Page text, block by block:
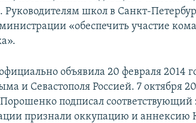
Руководителям школ в Санкт-
«обеспечить участие
объявила 20 февраля 2014
и Севастополя Россией. 7 октября
подписал соответствующий
признали оккупацию и аннексию